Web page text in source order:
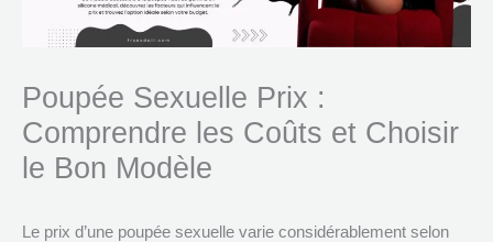
Poupée Sexuelle Prix :
Comprendre les Coûts et Choisir
le Bon Modèle
Le prix d’une poupée sexuelle varie considérablement selon